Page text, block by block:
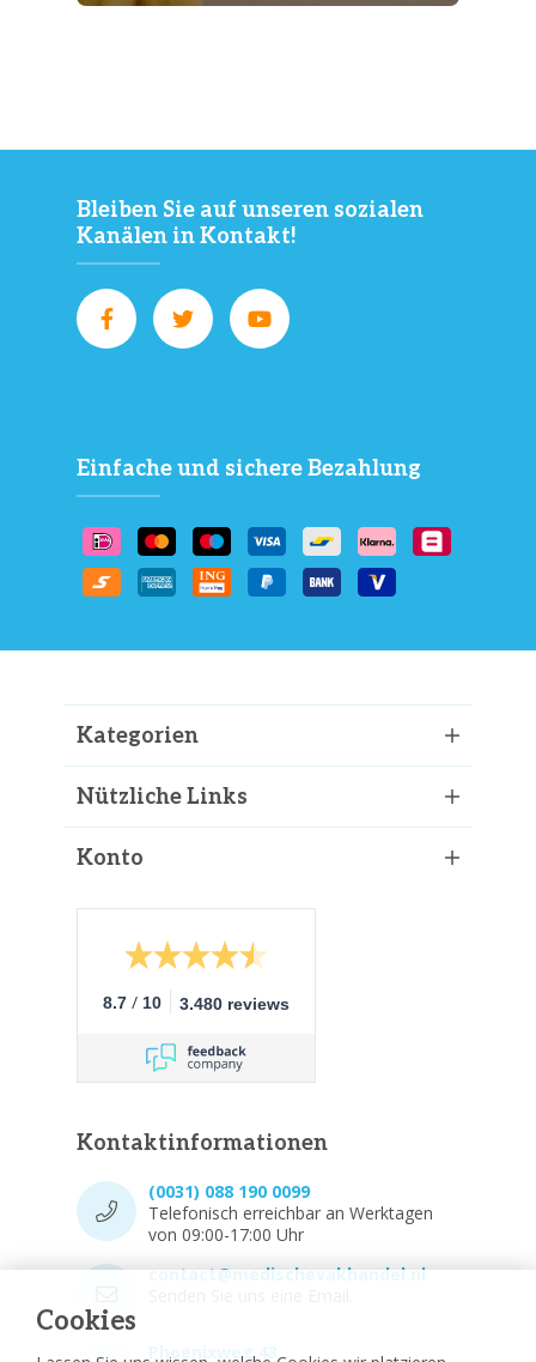
Cookies
Bleiben Sie auf unseren sozialen
Kanälen in Kontakt!
Einfache und sichere Bezahlung
Kategorien
Nützliche Links
Konto
8.7 / 10 3.480 reviews
Kontaktinformationen
(0031) 088 190 0099
Telefonisch erreichbar an Werktagen
von 09:00-17:00 Uhr
contact@medischevakhandel.nl
Phoenixweg 43,